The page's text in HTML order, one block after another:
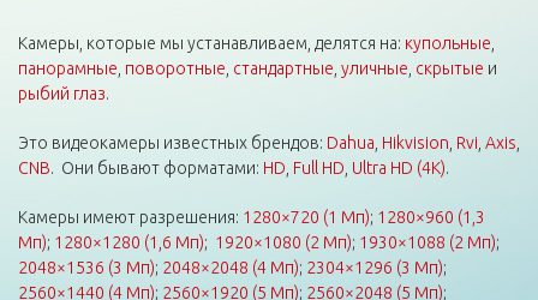
Камеры, которые мы устанавливаем, делятся на: купольные
панорамные поворотные стандартные уличные скрытые и
рыбий глаз.
Это видеокамеры известных брендов: Dahua Hikvision Rvi Axis
CNB. Они бывают форматами: HD Full HD Ultra HD (4K).
Камеры имеют разрешения: 1280×720 (1 Мп); 1280×960 (1,3
Мп); 1280×1280 (1,6 Мп); 1920×1080 (2 Мп); 1930×1088 (2 Мп);
2048×1536 (3 Мп); 2048×2048 (4 Мп); 2304×1296 (3 Мп);
2560×1440 (4 Мп); 2560×1920 (5 Мп); 2560×2048 (5 Мп);